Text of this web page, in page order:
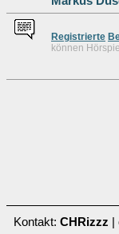
Registrierte
können
Kontakt: CHRizzz